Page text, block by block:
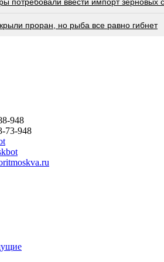
проран, но рыба все равно гибнет
948
73-948